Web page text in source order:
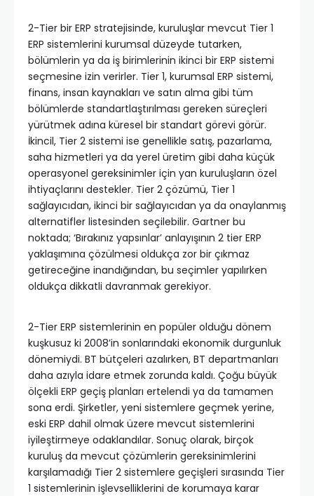
2-Tier bir ERP stratejisinde, kuruluşlar mevcut Tier 1
ERP sistemlerini kurumsal düzeyde tutarken,
bölümlerin ya da iş birimlerinin ikinci bir ERP sistemi
seçmesine izin verirler. Tier 1, kurumsal ERP sistemi,
finans, insan kaynakları ve satın alma gibi tüm
bölümlerde standartlaştırılması gereken süreçleri
yürütmek adına küresel bir standart görevi görür.
İkincil, Tier 2 sistemi ise genellikle satış, pazarlama,
saha hizmetleri ya da yerel üretim gibi daha küçük
operasyonel gereksinimler için yan kuruluşların özel
ihtiyaçlarını destekler. Tier 2 çözümü, Tier 1
sağlayıcıdan, ikinci bir sağlayıcıdan ya da onaylanmış
alternatifler listesinden seçilebilir. Gartner bu
noktada; ‘Bırakınız yapsınlar’ anlayışının 2 tier ERP
yaklaşımına çözülmesi oldukça zor bir çıkmaz
getireceğine inandığından, bu seçimler yapılırken
oldukça dikkatli davranmak gerekiyor.
2-Tier ERP sistemlerinin en popüler olduğu dönem
kuşkusuz ki 2008’in sonlarındaki ekonomik durgunluk
dönemiydi. BT bütçeleri azalırken, BT departmanları
daha azıyla idare etmek zorunda kaldı. Çoğu büyük
ölçekli ERP geçiş planları ertelendi ya da tamamen
sona erdi. Şirketler, yeni sistemlere geçmek yerine,
eski ERP dahil olmak üzere mevcut sistemlerini
iyileştirmeye odaklandılar. Sonuç olarak, birçok
kuruluş da mevcut çözümlerin gereksinimlerini
karşılamadığı Tier 2 sistemlere geçişleri sırasında Tier
1 sistemlerinin işlevselliklerini de korumaya karar